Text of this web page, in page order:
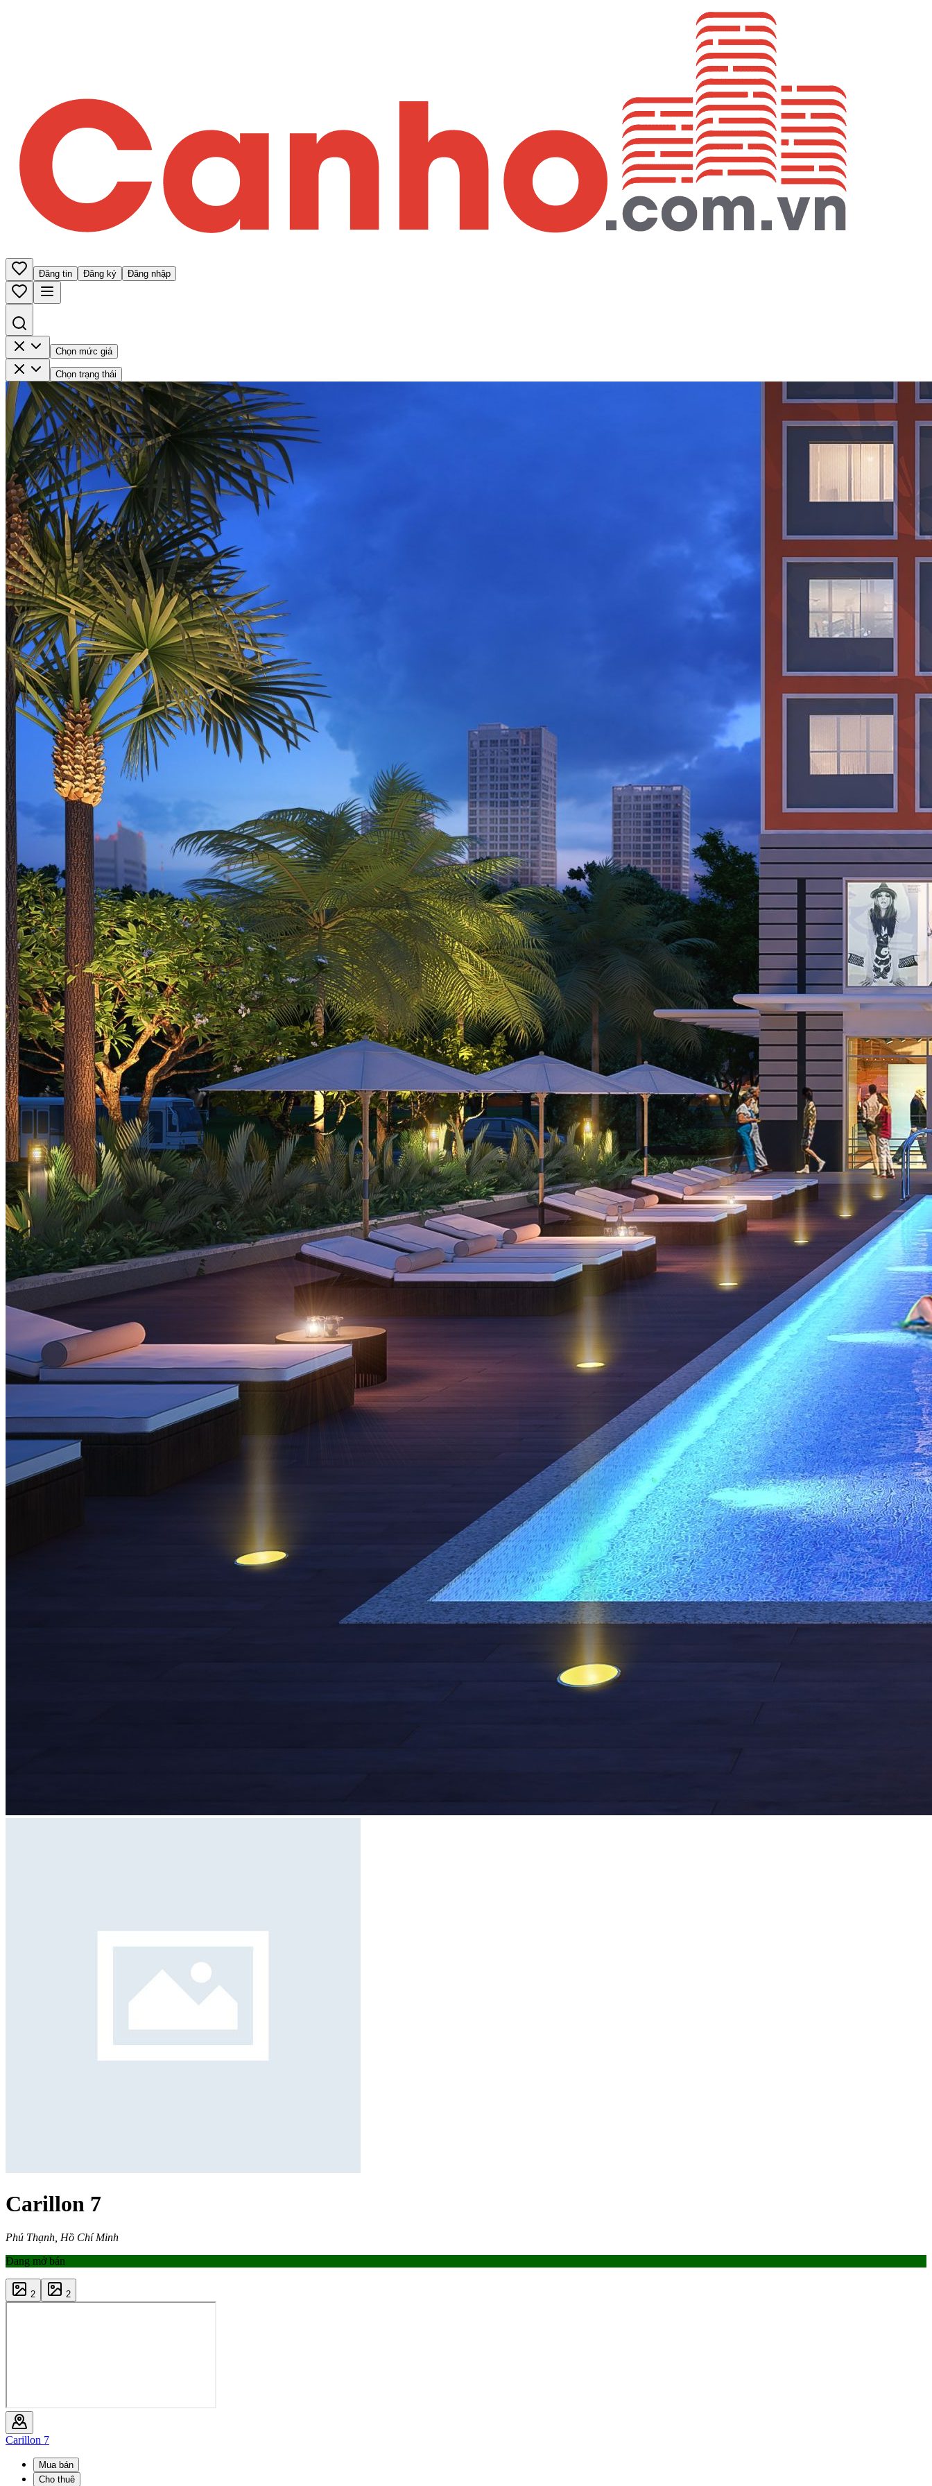
Đăng tin Đăng ký Đăng nhập
Chọn mức giá
Chọn trạng thái
Carillon 7
Phú Thạnh, Hồ Chí Minh
Đang mở bán
2 2
Carillon 7
Mua bán
Cho thuê